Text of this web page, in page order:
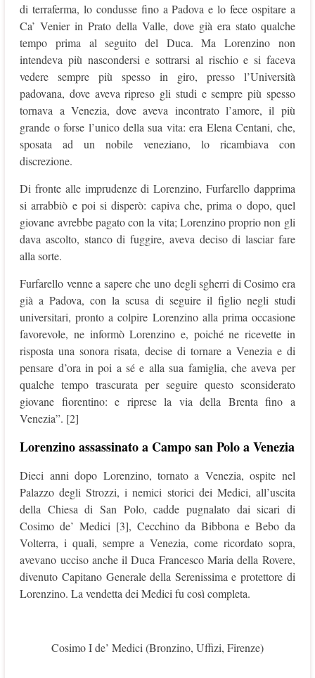
di terraferma, lo condusse fino a Padova e lo fece ospitare a
Ca’ Venier in Prato della Valle, dove già era stato qualche
tempo prima al seguito del Duca. Ma Lorenzino non
intendeva più nascondersi e sottrarsi al rischio e si faceva
vedere sempre più spesso in giro, presso l’Università
padovana, dove aveva ripreso gli studi e sempre più spesso
tornava a Venezia, dove aveva incontrato l’amore, il più
grande o forse l’unico della sua vita: era Elena Centani, che,
sposata ad un nobile veneziano, lo ricambiava con
discrezione.
Di fronte alle imprudenze di Lorenzino, Furfarello dapprima
si arrabbiò e poi si disperò: capiva che, prima o dopo, quel
giovane avrebbe pagato con la vita; Lorenzino proprio non gli
dava ascolto, stanco di fuggire, aveva deciso di lasciar fare
alla sorte.
Furfarello venne a sapere che uno degli sgherri di Cosimo era
già a Padova, con la scusa di seguire il figlio negli studi
universitari, pronto a colpire Lorenzino alla prima occasione
favorevole, ne informò Lorenzino e, poiché ne ricevette in
risposta una sonora risata, decise di tornare a Venezia e di
pensare d’ora in poi a sé e alla sua famiglia, che aveva per
qualche tempo trascurata per seguire questo sconsiderato
giovane fiorentino: e riprese la via della Brenta fino a
Venezia”. [2]
Lorenzino assassinato a Campo san Polo a Venezia
Dieci anni dopo Lorenzino, tornato a Venezia, ospite nel
Palazzo degli Strozzi, i nemici storici dei Medici, all’uscita
della Chiesa di San Polo, cadde pugnalato dai sicari di
Cosimo de’ Medici [3], Cecchino da Bibbona e Bebo da
Volterra, i quali, sempre a Venezia, come ricordato sopra,
avevano ucciso anche il Duca Francesco Maria della Rovere,
divenuto Capitano Generale della Serenissima e protettore di
Lorenzino. La vendetta dei Medici fu così completa.
Cosimo I de’ Medici (Bronzino, Uffizi, Firenze)